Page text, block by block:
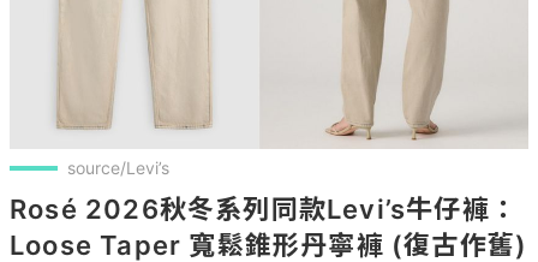
source/Levi’s
Rosé 2026秋冬系列同款Levi’s牛仔褲：
Loose Taper 寬鬆錐形丹寧褲 (復古作舊)